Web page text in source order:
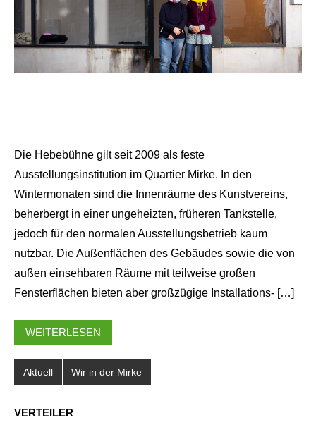
Die Hebebühne gilt seit 2009 als feste
Ausstellungsinstitution im Quartier Mirke. In den
Wintermonaten sind die Innenräume des Kunstvereins,
beherbergt in einer ungeheizten, früheren Tankstelle,
jedoch für den normalen Ausstellungsbetrieb kaum
nutzbar. Die Außenflächen des Gebäudes sowie die von
außen einsehbaren Räume mit teilweise großen
Fensterflächen bieten aber großzügige Installations- […]
WEITERLESEN
Aktuell Wir in der Mirke
VERTEILER